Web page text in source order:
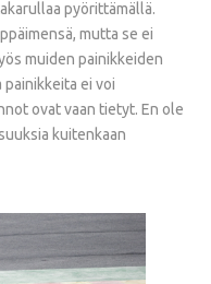
pyörittämällä.
mutta se ei
muiden painikkeiden
ei voi
ovat vaan tietyt. En ole
kuitenkaan